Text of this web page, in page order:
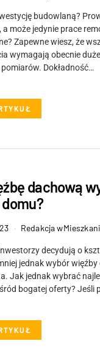
budowlaną?
a może jedynie prace
Zapewne wiesz, że
wymagają obecnie
Dokładność…
dachową
Redakcja
decydują o
jednak wybór
Jak jednak wybrać
bogatej oferty? Jeśli